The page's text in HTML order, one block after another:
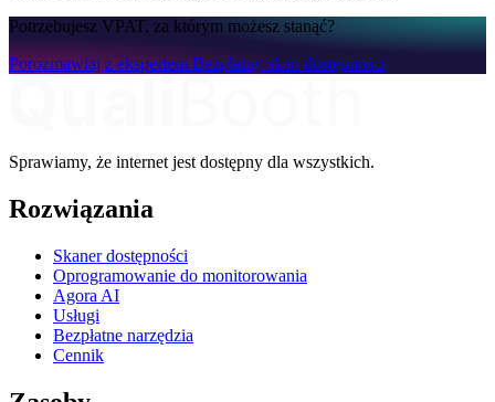
Potrzebujesz VPAT, za którym możesz stanąć?
Porozmawiaj z ekspertem Bezpłatny skan dostępności
Sprawiamy, że internet jest dostępny dla wszystkich.
Rozwiązania
Skaner dostępności
Oprogramowanie do monitorowania
Agora AI
Usługi
Bezpłatne narzędzia
Cennik